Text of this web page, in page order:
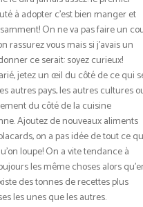
à adopter c’est bien manger et
On ne va pas faire un
rassurez vous mais si j’avais un
ce serait: soyez curieux!
jetez un œil du côté de ce qui
autres pays, les autres cultures
du côté de la cuisine
Ajoutez de nouveaux aliments
on a pas idée de tout ce
loupe! On a vite tendance à
les même choses alors
des tonnes de recettes plus
les unes que les autres.